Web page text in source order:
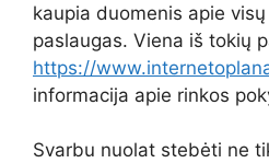
kaupia duomenis apie
paslaugas. Viena iš tokių
https://
informacija apie rinkos
Svarbu nuolat stebėti ne